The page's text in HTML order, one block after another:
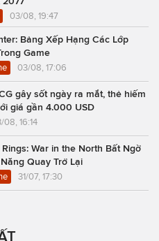
03/08, 19:47
Bảng Xếp Hạng Các Lớp
Game
03/08, 17:06
gây sốt ngày ra mắt, thẻ hiếm
giá gần 4.000 USD
08, 16:14
War in the North Bất Ngờ
Quay Trở Lại
31/07, 17:30